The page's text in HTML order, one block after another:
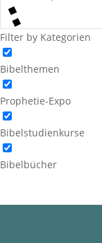
Filter by Kategorien
Bibelthemen
Prophetie-Expo
Bibelstudienkurse
Bibelbücher